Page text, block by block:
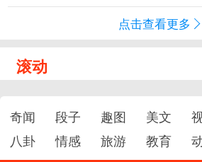
点击查看更多
滚动
奇闻 段子 趣图 美文
八卦
情感 旅游 教育